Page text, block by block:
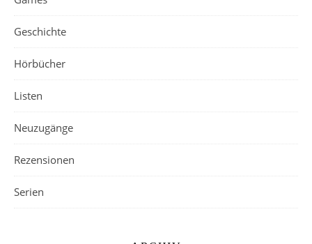
Geschichte
Hörbücher
Listen
Neuzugänge
Rezensionen
Serien